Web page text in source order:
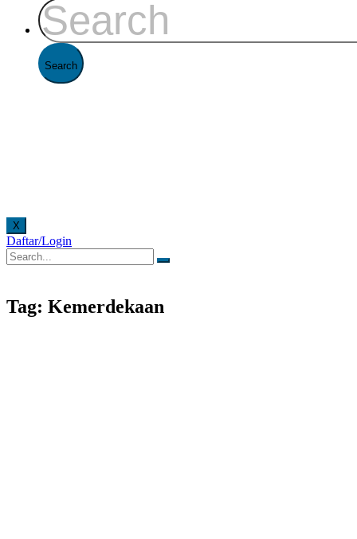
X
Daftar/Login
Tag: Kemerdekaan